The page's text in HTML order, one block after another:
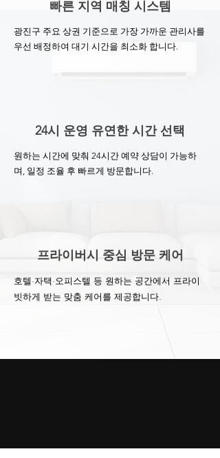
빠른 지역 매칭 시스템
광진구 주요 상권 기준으로 가장 가까운 관리사를
우선 배정하여 대기 시간을 최소화 합니다.
24시 운영 유연한 시간 선택
원하는 시간에 맞춰 24시간 예약 상담이 가능하
며, 일정 조율 후 빠르게 방문합니다.
프라이버시 중심 방문 케어
호텔·자택·오피스텔 등 원하는 공간에서 프라이
빗하게 받는 맞춤 케어를 제공합니다.